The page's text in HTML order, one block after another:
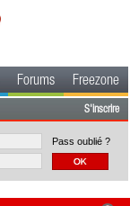
Forums Freezone
S'inscrire
Pass oublié ?